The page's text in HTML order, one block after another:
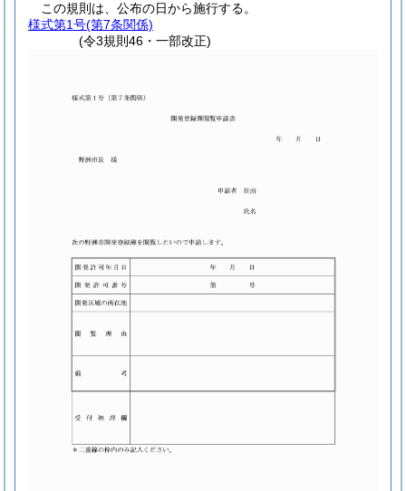
この規則は、公布の日から施行する。
様式第1号(第7条関係)
(令3規則46・一部改正)